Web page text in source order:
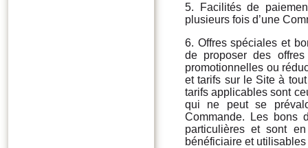
5. Facilités de
plusieurs fois d’une
6. Offres spéciales et
de proposer des
promotionnelles ou
et tarifs sur le Site à
tarifs applicables sont
qui ne peut se
Commande. Les bons
particulières et sont
bénéficiaire et